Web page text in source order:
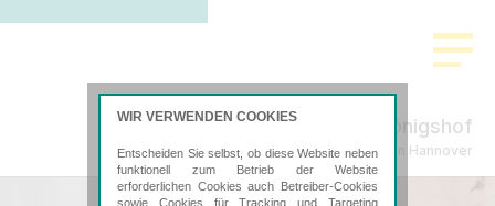
Im Königshof
Steuerberatung in Hannover
WIR VERWENDEN COOKIES
Entscheiden Sie selbst, ob diese Website neben
funktionell zum Betrieb der Website
erforderlichen Cookies auch Betreiber-Cookies
sowie Cookies für Tracking und Targeting